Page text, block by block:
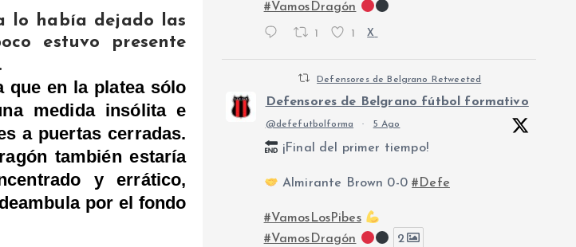
lo había dejado las
estuvo presente
que en la platea sólo
medida insólita e
a puertas cerradas.
también estaría
y errático,
por el fondo
#VamosDragón
1 1 X
Defensores de Belgrano Retweeted
Defensores de Belgrano fútbol formativo
@defefutbolforma · 5 Ago
¡Final del primer tiempo!
Almirante Brown 0-0#Defe
#VamosLosPibes
#VamosDragón
2